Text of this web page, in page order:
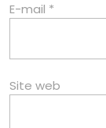
E-mail *
Site web